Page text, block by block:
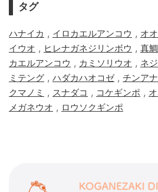
タグ
ハナイカ , イロカエルアンコウ , オ
イウオ , ヒレナガネジリンボウ , 真
カエルアンコウ , カミソリウオ , ネ
ミテング , ハダカハオコゼ, チンア
クマノミ , スナダコ , コケギンポ ,
メガネウオ , ロウソクギンポ